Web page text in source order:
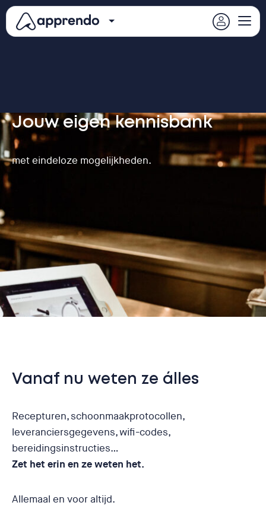
Jouw eigen kennisbank
met eindeloze mogelijkheden.
Vanaf nu weten ze álles
Recepturen, schoonmaakprotocollen,
leveranciersgegevens, wifi-codes,
bereidingsinstructies…
Zet het erin en ze weten het.
Allemaal en voor altijd.